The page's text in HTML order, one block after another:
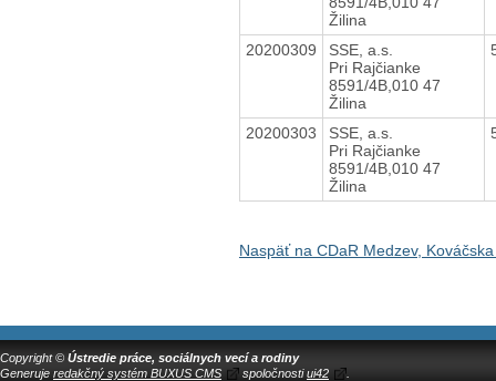
Žilina
20200309
SSE, a.s.
Pri Rajčianke
8591/4B,010 47
Žilina
20200303
SSE, a.s.
Pri Rajčianke
8591/4B,010 47
Žilina
Naspäť na CDaR Medzev,
Copyright © Ústredie práce, sociálnych vecí a rodiny
Generuje redakčný systém BUXUS CMS spoločnostiui42